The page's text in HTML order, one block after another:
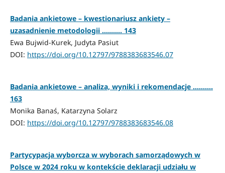
Badania ankietowe – kwestionariusz ankiety –
uzasadnienie metodologii ………. 143
Ewa Bujwid-Kurek, Judyta Pasiut
DOI: https://doi.org/10.12797/9788383683546.07
Badania ankietowe – analiza, wyniki i rekomendacje ……….
163
Monika Banaś, Katarzyna Solarz
DOI: https://doi.org/10.12797/9788383683546.08
Partycypacja wyborcza w wyborach samorządowych w
Polsce w 2024 roku w kontekście deklaracji udziału w